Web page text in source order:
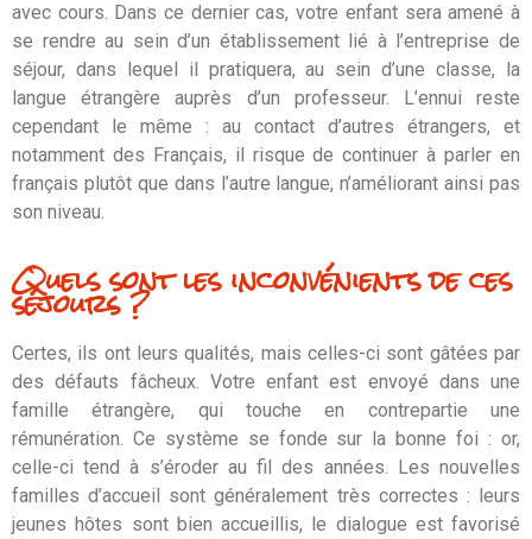
avec cours. Dans ce dernier cas, votre enfant sera amené à
se rendre au sein d’un établissement lié à l’entreprise de
séjour, dans lequel il pratiquera, au sein d’une classe, la
langue étrangère auprès d’un professeur. L’ennui reste
cependant le même : au contact d’autres étrangers, et
notamment des Français, il risque de continuer à parler en
français plutôt que dans l’autre langue, n’améliorant ainsi pas
son niveau.
Quels sont les inconvénients de ces
séjours ?
Certes, ils ont leurs qualités, mais celles-ci sont gâtées par
des défauts fâcheux. Votre enfant est envoyé dans une
famille étrangère, qui touche en contrepartie une
rémunération. Ce système se fonde sur la bonne foi : or,
celle-ci tend à s’éroder au fil des années. Les nouvelles
familles d’accueil sont généralement très correctes : leurs
jeunes hôtes sont bien accueillis, le dialogue est favorisé